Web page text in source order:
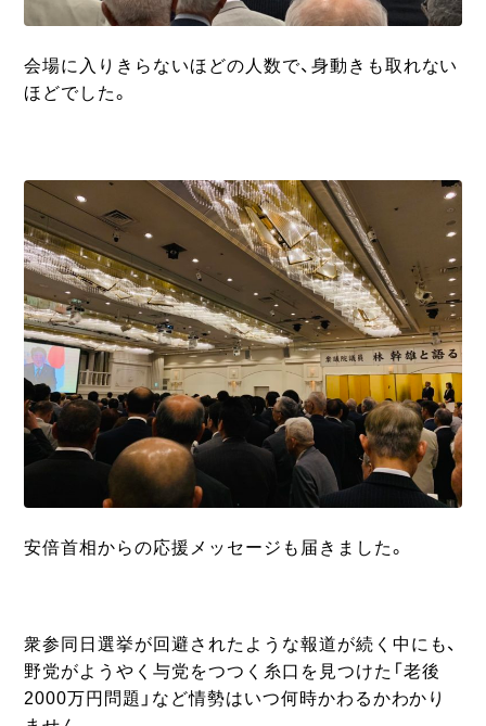
会場に入りきらないほどの人数で、身動きも取れない
ほどでした。
安倍首相からの応援メッセージも届きました。
衆参同日選挙が回避されたような報道が続く中にも、
野党がようやく与党をつつく糸口を見つけた「老後
2000万円問題」など情勢はいつ何時かわるかわかり